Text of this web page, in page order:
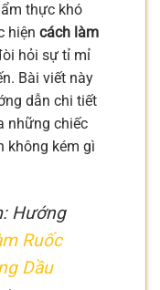
thực khó
hiện cách làm
hỏi sự tỉ mỉ
Bài viết này
dẫn chi tiết
những chiếc
không kém gì
Hướng
Ruốc
Dầu